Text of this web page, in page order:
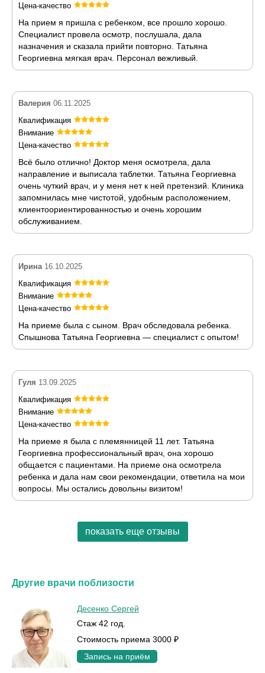
Цена-качество
На прием я пришла с ребенком, все прошло хорошо.
Специалист провела осмотр, послушала, дала
назначения и сказала прийти повторно. Татьяна
Георгиевна мягкая врач. Персонал вежливый.
Валерия 06.11.2025
Квалификация
Внимание
Цена-качество
Всё было отлично! Доктор меня осмотрела, дала
направление и выписала таблетки. Татьяна Георгиевна
очень чуткий врач, и у меня нет к ней претензий. Клиника
запомнилась мне чистотой, удобным расположением,
клиентоориентированностью и очень хорошим
обслуживанием.
Ирина 16.10.2025
Квалификация
Внимание
Цена-качество
На приеме была с сыном. Врач обследовала ребенка.
Спышнова Татьяна Георгиевна — специалист с опытом!
Гуля 13.09.2025
Квалификация
Внимание
Цена-качество
На приеме я была с племянницей 11 лет. Татьяна
Георгиевна профессиональный врач, она хорошо
общается с пациентами. На приеме она осмотрела
ребенка и дала нам свои рекомендации, ответила на мои
вопросы. Мы остались довольны визитом!
показать еще отзывы
Другие врачи поблизости
Десенко Сергей
Стаж 42 год.
Стоимость приема 3000 ₽
Запись на приём